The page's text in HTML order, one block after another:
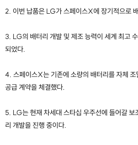
2. 이번 납품은 LG가 스페이스X에 장기적으로
3. LG의 배터리 개발 및 제조 능력이 세계 최고
되었다.
4. 스페이스X는 기존에 소량의 배터리를 자체
공급 계약을 체결했다.
5. LG는 현재 차세대 스타십 우주선에 들어갈 보
리 개발을 진행 중이다.